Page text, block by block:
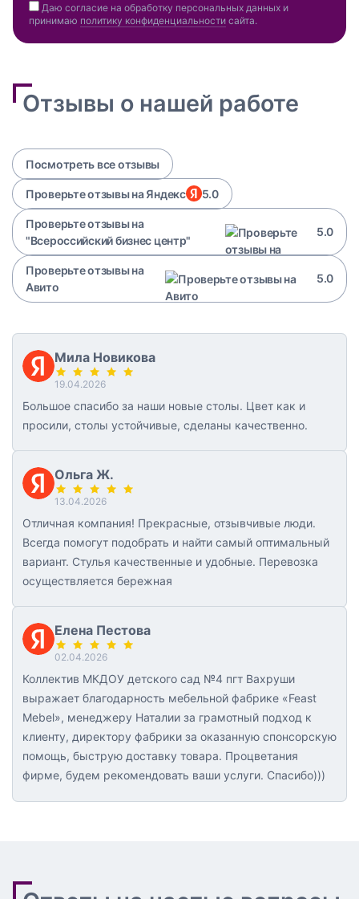
Даю согласие на обработку персональных данных и
принимаю политику конфиденциальности сайта.
Отзывы о нашей работе
Посмотреть все отзывы
Проверьте отзывы на Яндекс 5.0
Проверьте отзывы на
"Всероссийский бизнес центр"
5.0
Проверьте отзывы на
Авито
5.0
Мила Новикова
19.04.2026
Большое спасибо за наши новые столы. Цвет как и
просили, столы устойчивые, сделаны качественно.
Ольга Ж.
13.04.2026
Отличная компания! Прекрасные, отзывчивые люди.
Всегда помогут подобрать и найти самый оптимальный
вариант. Стулья качественные и удобные. Перевозка
осуществляется бережная
Елена Пестова
02.04.2026
Коллектив МКДОУ детского сад №4 пгт Вахруши
выражает благодарность мебельной фабрике «Feast
Mebel», менеджеру Наталии за грамотный подход к
клиенту, директору фабрики за оказанную спонсорскую
помощь, быструю доставку товара. Процветания
фирме, будем рекомендовать ваши услуги. Спасибо)))